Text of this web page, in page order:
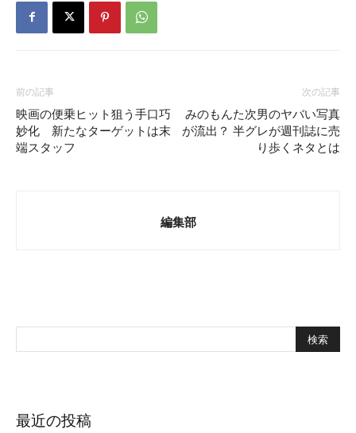
前の記事
映画の便乗ヒット狙う手口巧
妙化 新たなターゲットは末
端スタッフ
次の記事
みのもんた次男のヤバい写真
が流出？ 半グレが週刊誌に売
り歩くネタとは
編集部
最近の投稿